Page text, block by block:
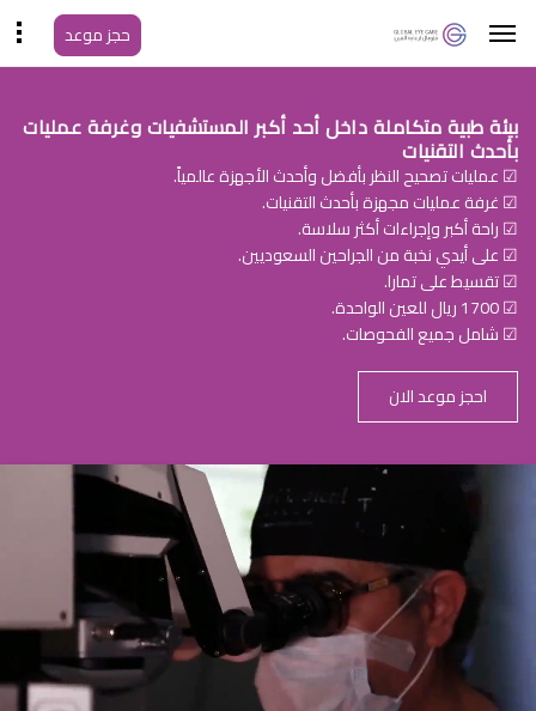
حجز موعد
بيئة طبية متكاملة داخل أحد أكبر المستشفيات وغرفة عمليات
بأحدث التقنيات
☑ عمليات تصحيح النظر بأفضل وأحدث الأجهزة عالمياً.
☑ غرفة عمليات مجهزة بأحدث التقنيات.
☑ راحة أكبر وإجراءات أكثر سلاسة.
☑ على أيدي نخبة من الجراحين السعوديين.
☑ تقسيط على تمارا.
☑ 1700 ريال للعين الواحدة.
☑ شامل جميع الفحوصات.
احجز موعد الان